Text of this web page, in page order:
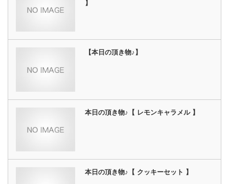
】
【本日の頂き物♪】
本日の頂き物♪【 レモンキャラメル 】
本日の頂き物♪【 クッキーセット 】